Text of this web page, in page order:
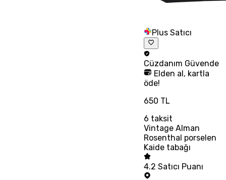
Plus Satıcı
Cüzdanım Güvende
Elden al, kartla
öde!
650 TL
6 taksit
Vintage Alman
Rosenthal porselen
Kaide tabağı
4.2 Satıcı Puanı